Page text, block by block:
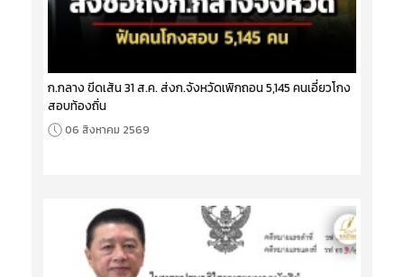
ก.กลาง ขีดเส้น 31 ส.ค. ส่งก.จังหวัดเพิกถอน 5,145 คนเอี่ยวโกง
สอบท้องถิ่น
06 สิงหาคม 2569